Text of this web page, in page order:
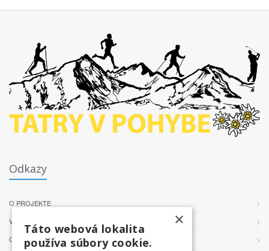
Odkazy
O PROJEKTE
VŠEOBECNÉ PODMIENKY
OCHRANA OSOBNÝCH ÚDAJOV
×
Táto webová lokalita
používa súbory cookie.